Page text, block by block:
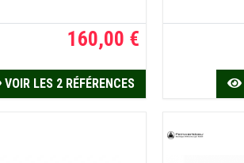
160,00 €
VOIR LES 2 RÉFÉRENCES